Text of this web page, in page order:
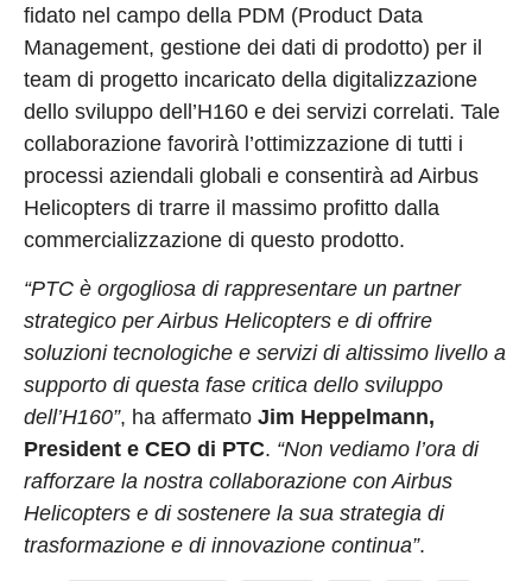
fidato nel campo della PDM (Product Data
Management, gestione dei dati di prodotto) per il
team di progetto incaricato della digitalizzazione
dello sviluppo dell’H160 e dei servizi correlati. Tale
collaborazione favorirà l’ottimizzazione di tutti i
processi aziendali globali e consentirà ad Airbus
Helicopters di trarre il massimo profitto dalla
commercializzazione di questo prodotto.
“PTC è orgogliosa di rappresentare un partner
strategico per Airbus Helicopters e di offrire
soluzioni tecnologiche e servizi di altissimo livello a
supporto di questa fase critica dello sviluppo
dell’H160”, ha affermato Jim Heppelmann,
President e CEO di PTC. “Non vediamo l’ora di
rafforzare la nostra collaborazione con Airbus
Helicopters e di sostenere la sua strategia di
trasformazione e di innovazione continua”.